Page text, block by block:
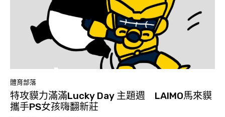
體育部落
特攻貘力滿滿Lucky Day 主題週 LAIMO馬來貘
攜手PS女孩嗨翻新莊